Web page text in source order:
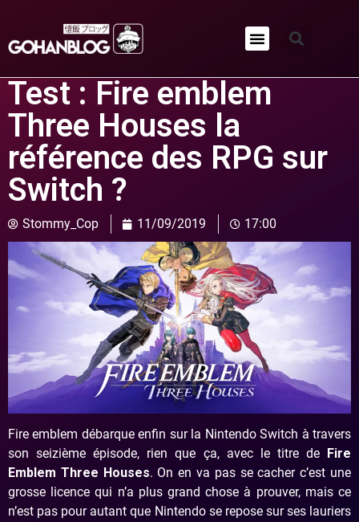
Test : Fire emblem
Three Houses la
référence des RPG sur
Switch ?
Stommy_Cop 11/09/2019 17:00
Fire emblem débarque enfin sur la Nintendo Switch à travers
son seizième épisode, rien que ça, avec le titre de
Fire
Emblem Three Houses. On en va pas se cacher c’est une
grosse licence qui n’a plus grand chose à prouver, mais ce
n’est pas pour autant que Nintendo se repose sur ses lauriers